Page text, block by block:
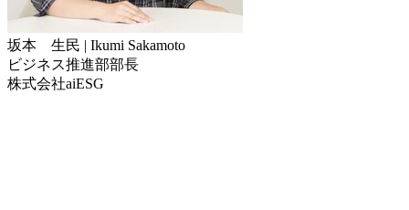
坂本 生民 | Ikumi Sakamoto
ビジネス推進部部長
株式会社aiESG